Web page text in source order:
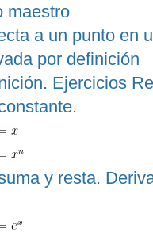
maestro
a un punto en
por definición
Ejercicios
.
y resta.